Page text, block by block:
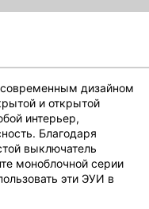
дизайном
и открытой
интерьер,
Благодаря
выключатель
моноблочной серии
эти ЭУИ в